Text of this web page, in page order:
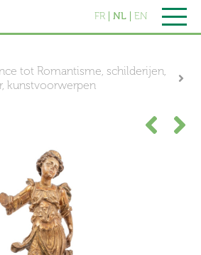
FR NL EN
tot Romantisme, schilderijen,
kunstvoorwerpen